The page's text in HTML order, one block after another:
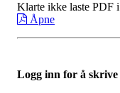
Klarte ikke laste PDF
Åpne
Logg inn for å